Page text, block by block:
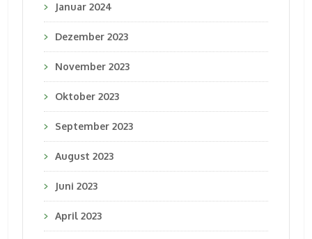
Januar 2024
Dezember 2023
November 2023
Oktober 2023
September 2023
August 2023
Juni 2023
April 2023